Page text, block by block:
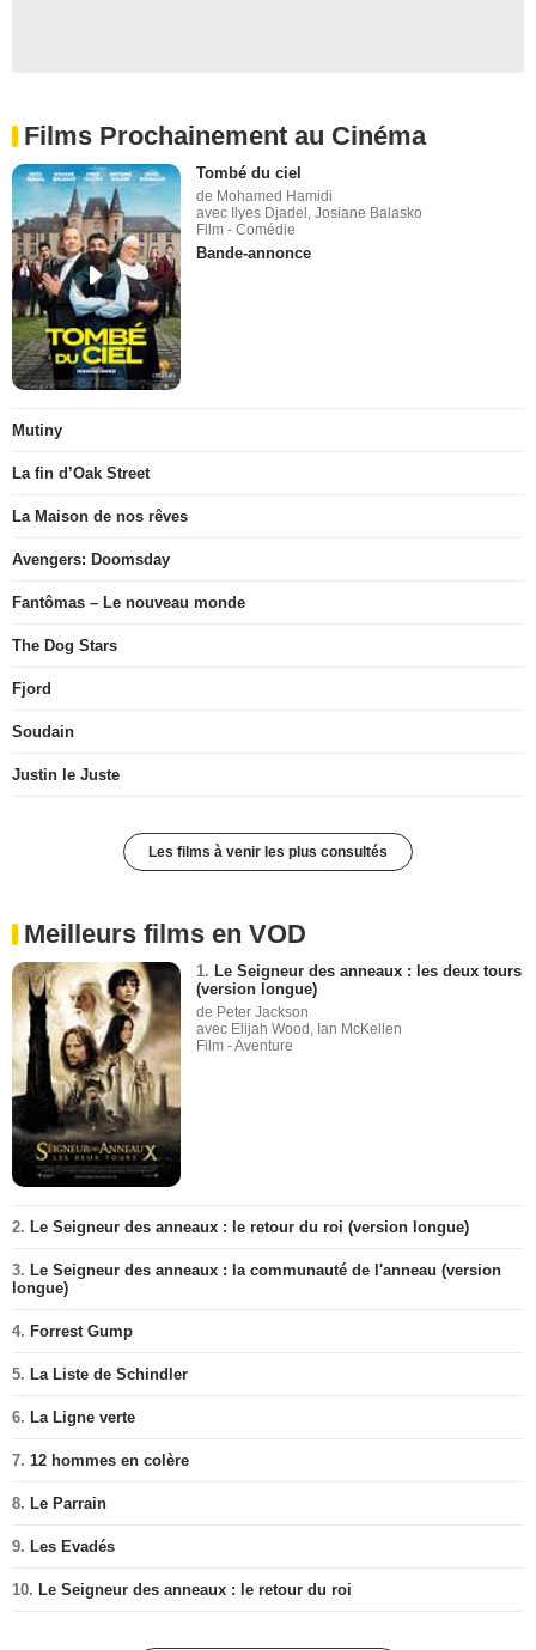
Films Prochainement au Cinéma
Tombé du ciel
de Mohamed Hamidi
avec Ilyes Djadel, Josiane Balasko
Film - Comédie
Bande-annonce
Mutiny
La fin d’Oak Street
La Maison de nos rêves
Avengers: Doomsday
Fantômas – Le nouveau monde
The Dog Stars
Fjord
Soudain
Justin le Juste
Les films à venir les plus consultés
Meilleurs films en VOD
1. Le Seigneur des anneaux : les deux tours
(version longue)
de Peter Jackson
avec Elijah Wood, Ian McKellen
Film - Aventure
2. Le Seigneur des anneaux : le retour du roi (version longue)
3. Le Seigneur des anneaux : la communauté de l'anneau (version
longue)
4. Forrest Gump
5. La Liste de Schindler
6. La Ligne verte
7. 12 hommes en colère
8. Le Parrain
9. Les Evadés
10. Le Seigneur des anneaux : le retour du roi